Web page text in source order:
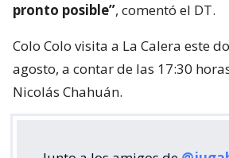
pronto posible”, comentó el DT.
Colo Colo visita a La Calera este
agosto, a contar de las 17:30
Nicolás Chahuán.